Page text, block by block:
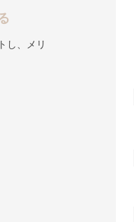
し、メリ